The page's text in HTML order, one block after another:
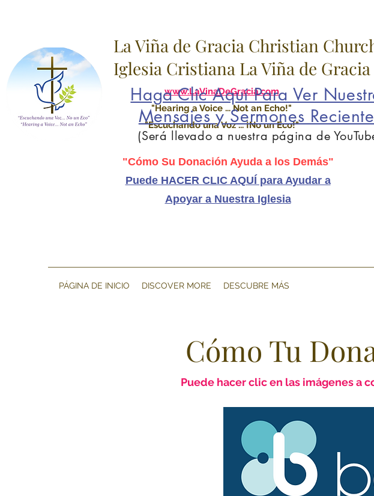
La Viña de Gracia Christian
Iglesia Cristiana La Viña de Gracia
www.LaVinaDeGracia.com
"Hearing a Voice ... Not an Echo!"
"Escuchando una Voz ... ¡No un Eco!"
"Cómo Su Donación Ayuda a los Demás"
Puede HACER CLIC AQUÍ para Ayudar a
Apoyar a Nuestra Iglesia
Haga Clic Aquí Para Ver
Mensajes y Sermones
(Será llevado a nuestra página de
PÁGINA DE INICIO DISCOVER MORE DESCUBRE MÁS
Cómo Tu
Puede hacer clic en las imágenes a